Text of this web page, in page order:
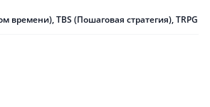
времени),TBS (Пошаговая стратегия),TRPG